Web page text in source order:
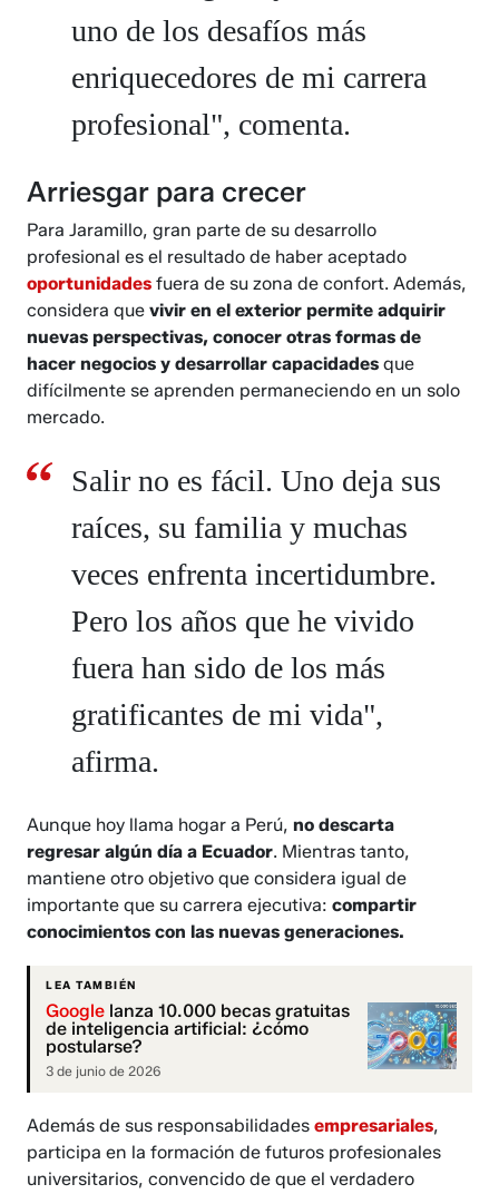
uno de los desafíos más
enriquecedores de mi carrera
profesional", comenta.
Arriesgar para crecer
Para Jaramillo, gran parte de su desarrollo
profesional es el resultado de haber aceptado
oportunidadesfuera de su zona de confort. Además,
considera quevivir en el exterior permite adquirir
nuevas perspectivas, conocer otras formas de
hacer negocios y desarrollar capacidadesque
difícilmente se aprenden permaneciendo en un solo
mercado.
Salir no es fácil. Uno deja sus
raíces, su familia y muchas
veces enfrenta incertidumbre.
Pero los años que he vivido
fuera han sido de los más
gratificantes de mi vida",
afirma.
Aunque hoy llama hogar a Perú,no descarta
regresar algún día a Ecuador. Mientras tanto,
mantiene otro objetivo que considera igual de
importante que su carrera ejecutiva:compartir
conocimientos con las nuevas generaciones.
LEA TAMBIÉN
Google lanza 10.000 becas gratuitas
de inteligencia artificial: ¿cómo
postularse?
3 de junio de 2026
Además de sus responsabilidadesempresariales,
participa en la formación de futuros profesionales
universitarios, convencido de que el verdadero